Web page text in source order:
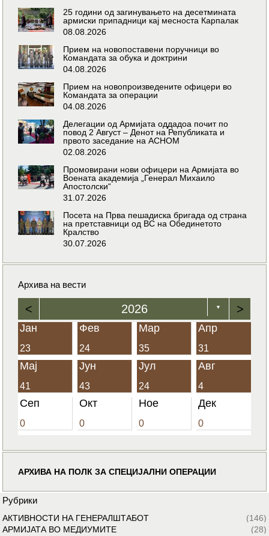
25 години од загинувањето на десетмината
армиски припадници кај месноста Карпалак
08.08.2026
Прием на новопоставени поручници во
Командата за обука и доктрини
04.08.2026
Прием на новопроизведените офицери во
Командата за операции
04.08.2026
Делегации од Армијата оддадоа почит по
повод 2 Август – Денот на Републиката и
првото заседание на АСНОМ
02.08.2026
Промовирани нови офицери на Армијата во
Воената академија „Генерал Михаило
Апостолски“
31.07.2026
Посета на Прва пешадиска бригада од страна
на претставници од ВС на Обединетото
Кралство
30.07.2026
Архива на вести
< 2026 ▼ >
Јан
23
Фев
24
Мар
35
Апр
31
Мај
41
Јун
43
Јул
24
Авг
4
Сеп
0
Окт
0
Ное
0
Дек
0
АРХИВА НА ПОЛК ЗА СПЕЦИЈАЛНИ ОПЕРАЦИИ
Рубрики
АКТИВНОСТИ НА ГЕНЕРАЛШТАБОТ
(146)
АРМИЈАТА ВО МЕДИУМИТЕ
(28)